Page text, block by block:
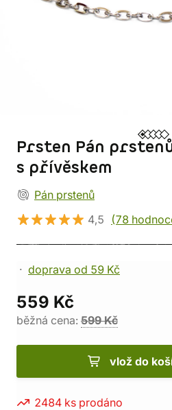
Prsten Pán
s přívěskem
Pán prstenů
4,5
(78
doprava od 59 Kč
559 Kč
běžná cena: 599 Kč
vlož do
2484 ks prodáno